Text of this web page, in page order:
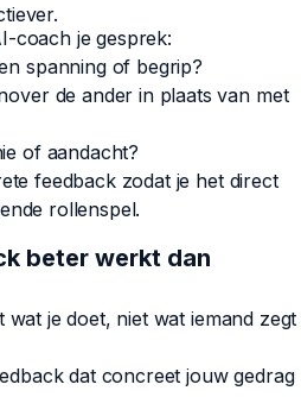
coach je gesprek:
spanning of begrip?
de ander in plaats van met
of aandacht?
feedback zodat je het direct
rollenspel.
beter werkt dan
wat je doet, niet wat iemand zegt
dat concreet jouw gedrag